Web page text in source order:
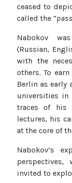
ceased to
called the “
Nabokov
(Russian,
with the
others. To
Berlin as early
universities in
traces of his
lectures, his
at the core of
Nabokov’s
perspectives,
invited to